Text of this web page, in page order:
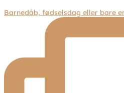
Barnedåb, fødselsdag eller bare